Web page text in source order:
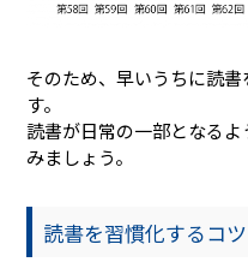
そのため、早いうちに読
す。
読書が日常の一部となる
みましょう。
読書を習慣化するコツ